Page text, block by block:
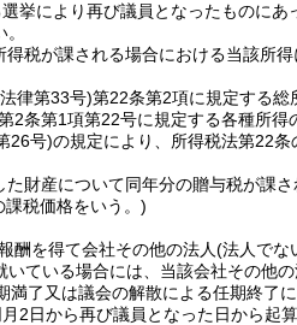
挙により再び議員となったものに
税が課される場合における当該所
律第33号)第22条第2項に規定する総
2条第1項第22号に規定する各種所得
26号)の規定により、所得税法第22
財産について同年分の贈与税が課
税価格をいう。)
酬を得て会社その他の法人(法人でな
いている場合には、当該会社その他
満了又は議会の解散による任期終了
2日から再び議員となった日から起